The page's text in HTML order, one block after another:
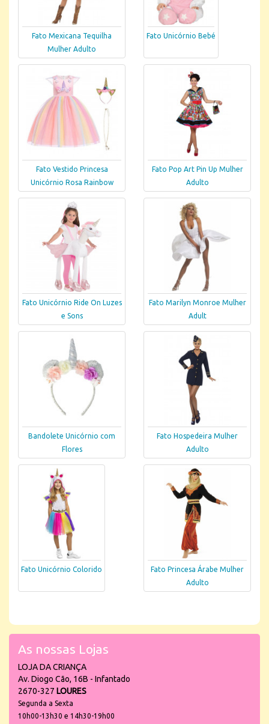
Fato Mexicana Tequilha
Mulher Adulto
Fato Unicórnio Bebé
Fato Vestido Princesa
Unicórnio Rosa Rainbow
Fato Pop Art Pin Up Mulher
Adulto
Fato Unicórnio Ride On Luzes
e Sons
Fato Marilyn Monroe Mulher
Adult
Bandolete Unicórnio com
Flores
Fato Hospedeira Mulher
Adulto
Fato Unicórnio Colorido
Fato Princesa Árabe Mulher
Adulto
As nossas Lojas
LOJA DA CRIANÇA
Av. Diogo Cão, 16B - Infantado
2670-327 LOURES
Segunda a Sexta
10h00-13h30 e 14h30-19h00